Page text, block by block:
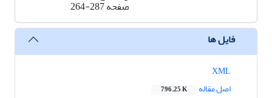
صفحه264-287
فایل ها
اصل مقاله
796.25 K